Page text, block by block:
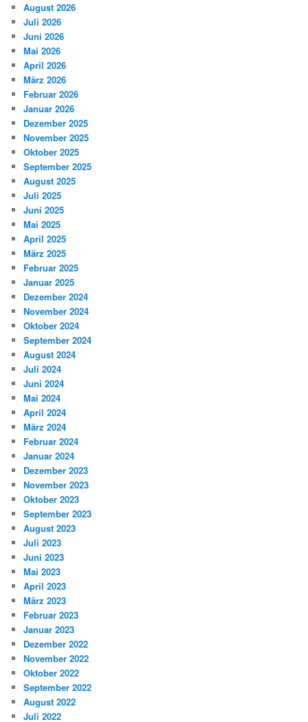
August 2026
Juli 2026
Juni 2026
Mai 2026
April 2026
März 2026
Februar 2026
Januar 2026
Dezember 2025
November 2025
Oktober 2025
September 2025
August 2025
Juli 2025
Juni 2025
Mai 2025
April 2025
März 2025
Februar 2025
Januar 2025
Dezember 2024
November 2024
Oktober 2024
September 2024
August 2024
Juli 2024
Juni 2024
Mai 2024
April 2024
März 2024
Februar 2024
Januar 2024
Dezember 2023
November 2023
Oktober 2023
September 2023
August 2023
Juli 2023
Juni 2023
Mai 2023
April 2023
März 2023
Februar 2023
Januar 2023
Dezember 2022
November 2022
Oktober 2022
September 2022
August 2022
Juli 2022